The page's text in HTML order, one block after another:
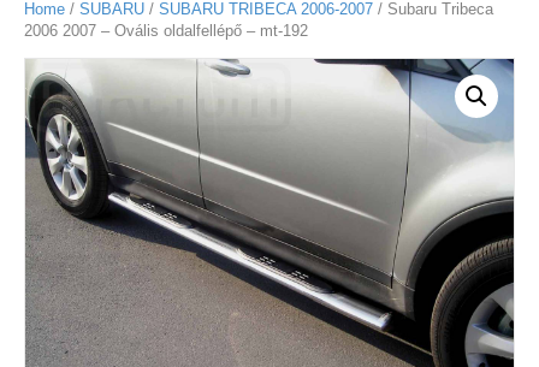
Home / SUBARU / SUBARU TRIBECA 2006-2007 / Subaru Tribeca
2006 2007 – Ovális oldalfellépő – mt-192